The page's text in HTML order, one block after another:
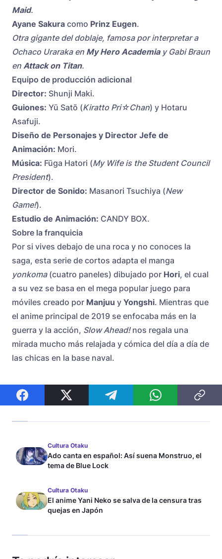
Maid.
Ayane Sakura como Prinz Eugen.
Otra gigante del doblaje, famosa por interpretar a
Ochaco Uraraka en My Hero Academiay Gabi Braun
en Attack on Titan.
Equipo de producción adicional
Director: Shunji Maki.
Guiones: Yū Satō (Kiratto Pri☆Chan) y Hotaru
Asafuji.
Diseño de Personajes y Director Jefe de
Animación: Mori.
Música: Fūga Hatori (My Wife is the Student Council
President).
Director de Sonido: Masanori Tsuchiya (New
Game!).
Estudio de Animación: CANDY BOX.
Sobre la franquicia
Por si vives debajo de una roca y no conoces la
saga, esta serie de cortos adapta el manga
yonkoma(cuatro paneles) dibujado por Hori, el cual
a su vez se basa en el mega popular juego para
móviles creado por Manjuu y Yongshi. Mientras que
el anime principal de 2019 se enfocaba más en la
guerra y la acción, Slow Ahead!nos regala una
mirada mucho más relajada y cómica del día a día de
las chicas en la base naval.
Cultura Otaku
Ado canta en español: Así suena Monstruo, el
tema de Blue Lock
Cultura Otaku
El anime Yani Neko se salva de la censura tras
quejas en Japón